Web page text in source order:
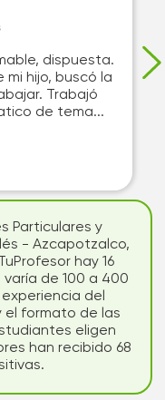
dispuesta.
mi hijo, buscó la
Trabajó
de tema...
Particulares y
- Azcapotzalco,
hay 16
de 100 a 400
del
el formato de las
eligen
han recibido 68